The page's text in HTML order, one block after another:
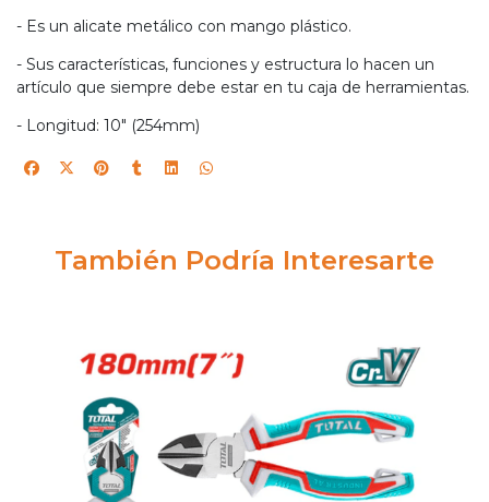
- Es un alicate metálico con mango plástico.
- Sus características, funciones y estructura lo hacen un
artículo que siempre debe estar en tu caja de herramientas.
- Longitud: 10" (254mm)
También Podría Interesarte